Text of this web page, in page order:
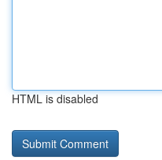
HTML is disabled